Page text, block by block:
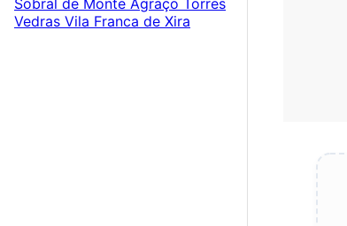
Sobral de Monte Agraço Torres
Vedras Vila Franca de Xira